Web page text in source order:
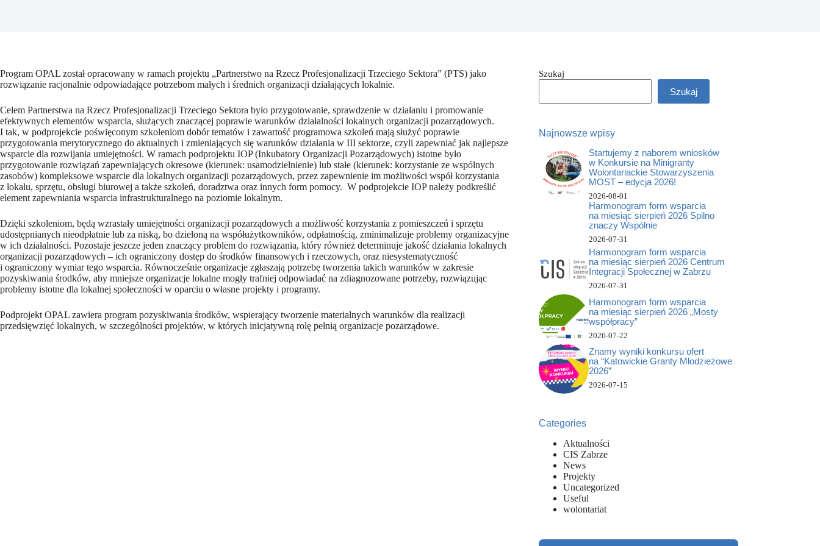
Program OPAL został opracowany w ramach projektu „Partnerstwo na Rzecz Profesjonalizacji Trzeciego Sektora” (PTS) jako
rozwiązanie racjonalnie odpowiadające potrzebom małych i średnich organizacji działających lokalnie.
Celem Partnerstwa na Rzecz Profesjonalizacji Trzeciego Sektora było przygotowanie, sprawdzenie w działaniu i promowanie
efektywnych elementów wsparcia, służących znaczącej poprawie warunków działalności lokalnych organizacji pozarządowych.
I tak, w podprojekcie poświęconym szkoleniom dobór tematów i zawartość programowa szkoleń mają służyć poprawie
przygotowania merytorycznego do aktualnych i zmieniających się warunków działania w III sektorze, czyli zapewniać jak najlepsze
wsparcie dla rozwijania umiejętności. W ramach podprojektu IOP (Inkubatory Organizacji Pozarządowych) istotne było
przygotowanie rozwiązań zapewniających okresowe (kierunek: usamodzielnienie) lub stałe (kierunek: korzystanie ze wspólnych
zasobów) kompleksowe wsparcie dla lokalnych organizacji pozarządowych, przez zapewnienie im możliwości współ korzystania
z lokalu, sprzętu, obsługi biurowej a także szkoleń, doradztwa oraz innych form pomocy. W podprojekcie IOP należy podkreślić
element zapewniania wsparcia infrastrukturalnego na poziomie lokalnym.
Dzięki szkoleniom, będą wzrastały umiejętności organizacji pozarządowych a możliwość korzystania z pomieszczeń i sprzętu
udostępnianych nieodpłatnie lub za niską, bo dzieloną na współużytkowników, odpłatnością, zminimalizuje problemy organizacyjne
w ich działalności. Pozostaje jeszcze jeden znaczący problem do rozwiązania, który również determinuje jakość działania lokalnych
organizacji pozarządowych – ich ograniczony dostęp do środków finansowych i rzeczowych, oraz niesystematyczność
i ograniczony wymiar tego wsparcia. Równocześnie organizacje zgłaszają potrzebę tworzenia takich warunków w zakresie
pozyskiwania środków, aby mniejsze organizacje lokalne mogły trafniej odpowiadać na zdiagnozowane potrzeby, rozwiązując
problemy istotne dla lokalnej społeczności w oparciu o własne projekty i programy.
Podprojekt OPAL zawiera program pozyskiwania środków, wspierający tworzenie materialnych warunków dla realizacji
przedsięwzięć lokalnych, w szczególności projektów, w których inicjatywną rolę pełnią organizacje pozarządowe.
Szukaj
Szukaj
Najnowsze wpisy
Startujemy z naborem wniosków
w Konkursie na Minigranty
Wolontariackie Stowarzyszenia
MOST – edycja 2026!
2026-08-01
Harmonogram form wsparcia
na miesiąc sierpień 2026 Spilno
znaczy Wspólnie
2026-07-31
Harmonogram form wsparcia
na miesiąc sierpień 2026 Centrum
Integracji Społecznej w Zabrzu
2026-07-31
Harmonogram form wsparcia
na miesiąc sierpień 2026 „Mosty
współpracy”
2026-07-22
Znamy wyniki konkursu ofert
na “Katowickie Granty Młodzieżowe
2026”
2026-07-15
Categories
Aktualności
CIS Zabrze
News
Projekty
Uncategorized
Useful
wolontariat